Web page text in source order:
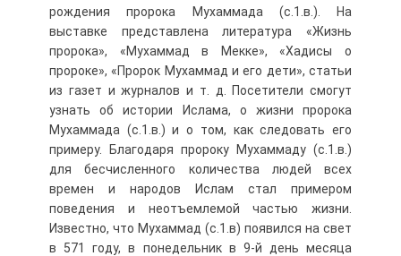
рождения пророка Мухаммада (с.1.в.). На
выставке представлена литература «Жизнь
пророка», «Мухаммад в Мекке», «Хадисы о
пророке», «Пророк Мухаммад и его дети», статьи
из газет и журналов и т. д. Посетители смогут
узнать об истории Ислама, о жизни пророка
Мухаммада (с.1.в.) и о том, как следовать его
примеру. Благодаря пророку Мухаммаду (с.1.в.)
для бесчисленного количества людей всех
времен и народов Ислам стал примером
поведения и неотъемлемой частью жизни.
Известно, что Мухаммад (с.1.в) появился на свет
в 571 году, в понедельник в 9-й день месяца